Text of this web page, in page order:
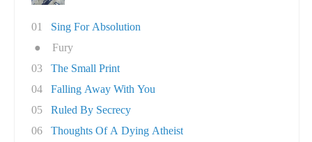
01
Sing For Absolution
●
Fury
03
The Small Print
04
Falling Away With You
05
Ruled By Secrecy
06
Thoughts Of A Dying Atheist